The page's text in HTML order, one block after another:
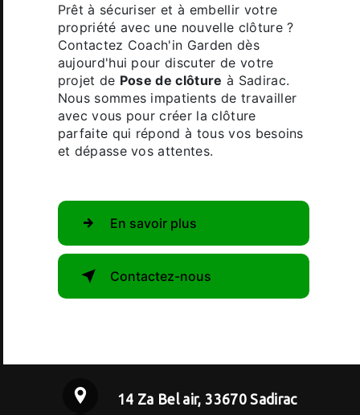
Prêt à sécuriser et à embellir votre
propriété avec une nouvelle clôture ?
Contactez Coach'in Garden dès
aujourd'hui pour discuter de votre
projet de Pose de clôture à Sadirac.
Nous sommes impatients de travailler
avec vous pour créer la clôture
parfaite qui répond à tous vos besoins
et dépasse vos attentes.
En savoir plus
Contactez-nous
14 Za Bel air, 33670 Sadirac